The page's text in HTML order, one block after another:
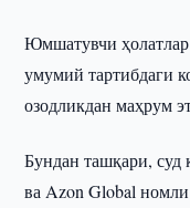
Юмшатувчи ҳолатлар
умумий тартибдаги
озодликдан маҳрум
Бундан ташқари, суд
ва Azon Global